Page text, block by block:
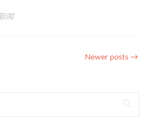
闻
Newer posts →